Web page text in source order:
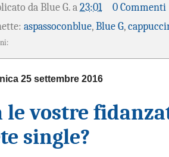
da Blue G. a 23:01
0 Commenti
aspassoconblue, Blue G,
25 settembre 2016
le vostre
single?